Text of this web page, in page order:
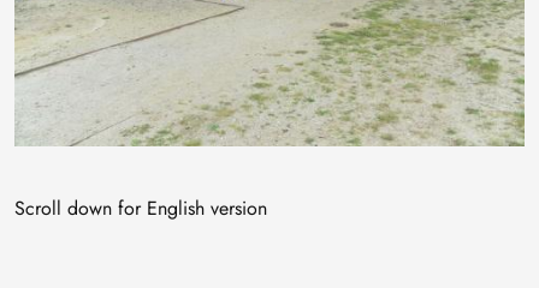
Scroll down for English version